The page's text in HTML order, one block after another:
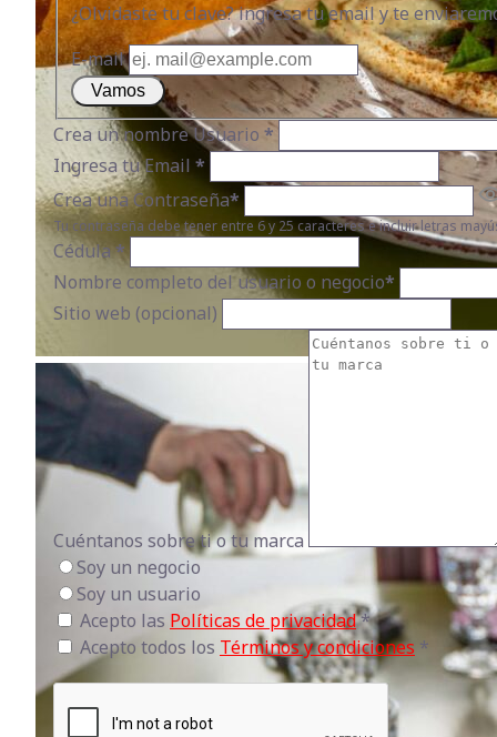
¿Olvidaste tu clave? ingresa tu email y te
E-mail
Vamos
Crea un nombre Usuario *
Ingresa tu Email *
Crea una Contraseña*
Tu contraseña debe tener entre 6 y 25 caracteres e incluir letras
Cédula*
Nombre completo del usuario o negocio*
Sitio web (opcional)
Cuéntanos sobre ti o tu marca
Soy un negocio
Soy un usuario
Acepto las Políticas de privacidad*
Acepto todos los Términos y condiciones *